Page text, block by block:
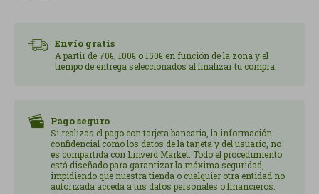
Envío gratis
A partir de 70€, 100€ o 150€ en función de la zona y el
tiempo de entrega seleccionados al finalizar tu compra.
Pago seguro
Si realizas el pago con tarjeta bancaria, la información
confidencial como los datos de la tarjeta y del usuario, no
es compartida con Linverd Market. Todo el procedimiento
está diseñado para garantizar la máxima seguridad,
impidiendo que nuestra tienda o cualquier otra entidad no
autorizada acceda a tus datos personales o financieros.